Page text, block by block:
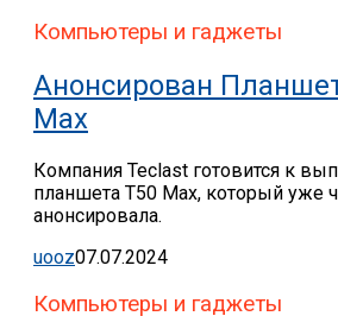
Компьютеры и гаджеты
Анонсирован
Max
Компания Teclast готовится к
планшета T50 Max, который уже
анонсировала.
uooz07.07.2024
Компьютеры и гаджеты